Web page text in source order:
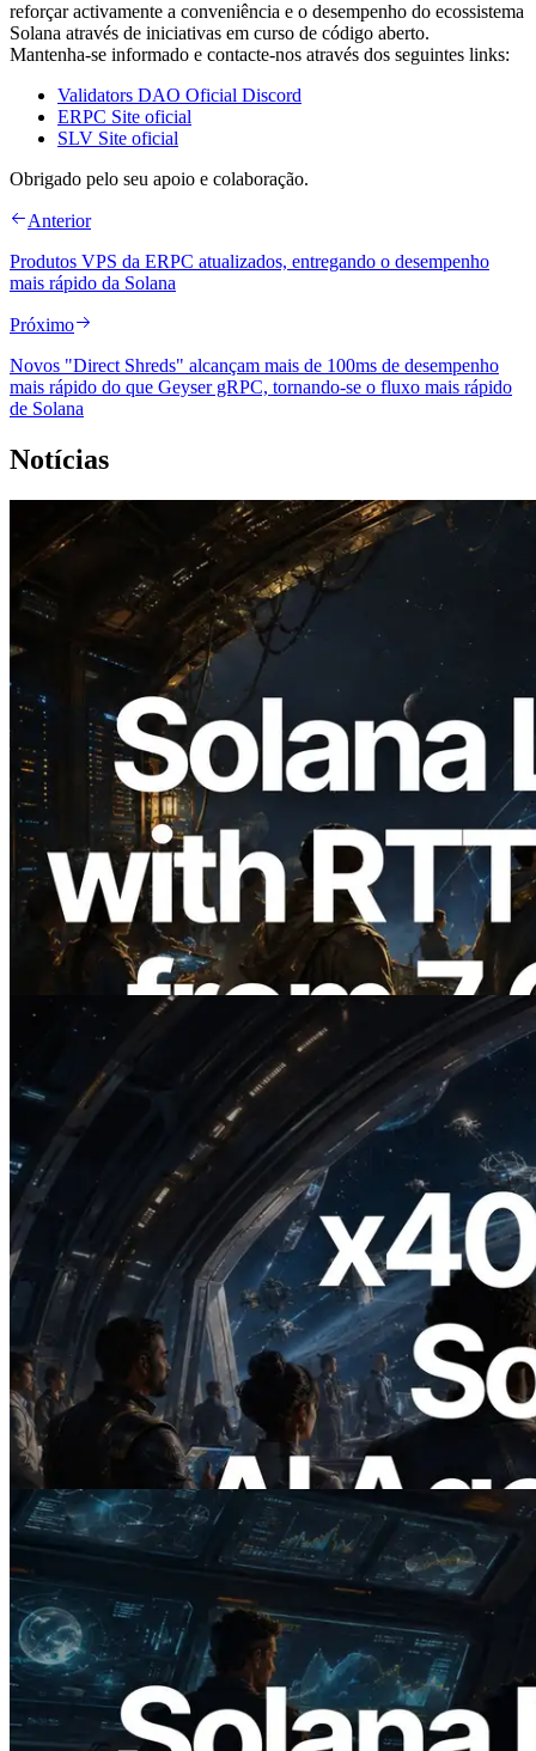
reforçar activamente a conveniência e o desempenho do ecossistema
Solana através de iniciativas em curso de código aberto.
Mantenha-se informado e contacte-nos através dos seguintes links:
Validators DAO Oficial Discord
ERPC Site oficial
SLV Site oficial
Obrigado pelo seu apoio e colaboração.
Anterior
Produtos VPS da ERPC atualizados, entregando o desempenho
mais rápido da Solana
Próximo
Novos "Direct Shreds" alcançam mais de 100ms de desempenho
mais rápido do que Geyser gRPC, tornando-se o fluxo mais rápido
de Solana
Notícias
2026.08.05
ERPC expande a Solana Leader Slot API
com medição de ping a partir de 7 regiões
globais — Validators Information API
também lançada
2026.07.04
ERPC lança Solana RPC com suporte a
x402 — A era em que agentes de IA
pagam sob demanda pelas APIs de que
precisam
Ler este artigo